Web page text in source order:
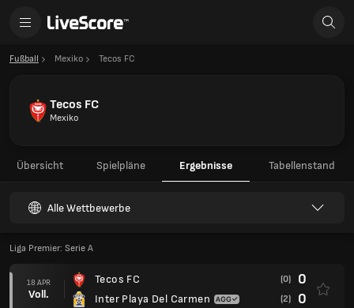
Fußball Mexiko Tecos FC
Tecos FC
Mexiko
Übersicht Spielpläne Ergebnisse Tabellenstand
Alle Wettbewerbe
Liga Premier: Serie A
18 APR
Voll.
Tecos FC
Inter Playa Del Carmen
(0) 0
(2) 0